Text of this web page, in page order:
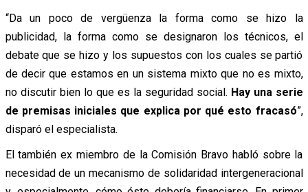
“Da un poco de vergüenza la forma como se hizo la
publicidad, la forma como se designaron los técnicos, el
debate que se hizo y los supuestos con los cuales se partió
de decir que estamos en un sistema mixto que no es mixto,
no discutir bien lo que es la seguridad social. Hay una serie
de premisas iniciales que explica por qué esto fracasó”,
disparó el especialista.
El también ex miembro de la Comisión Bravo habló sobre la
necesidad de un mecanismo de solidaridad intergeneracional